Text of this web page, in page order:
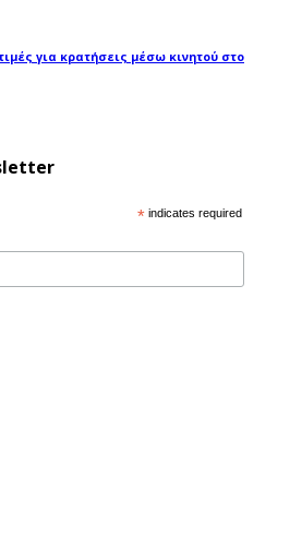
για κρατήσεις μέσω κινητού στο
* indicates required